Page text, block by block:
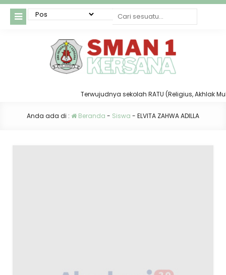
Terwujudnya sekolah RATU (Religius, Akhlak
Anda ada di : Beranda - Siswa - ELVITA ZAHWA ADILLA